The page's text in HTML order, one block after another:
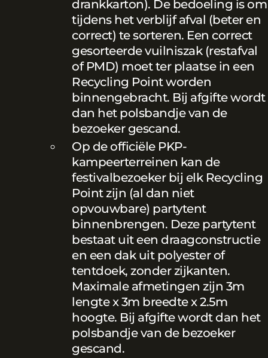
drankkarton). De bedoeling is om
tijdens het verblijf afval (beter en
correct) te sorteren. Een correct
gesorteerde vuilniszak (restafval
of PMD) moet ter plaatse in een
Recycling Point worden
binnengebracht. Bij afgifte wordt
dan het polsbandje van de
bezoeker gescand.
Op de officiële PKP-
kampeerterreinen kan de
festivalbezoeker bij elk Recycling
Point zijn (al dan niet
opvouwbare) partytent
binnenbrengen. Deze partytent
bestaat uit een draagconstructie
en een dak uit polyester of
tentdoek, zonder zijkanten.
Maximale afmetingen zijn 3m
lengte x 3m breedte x 2.5m
hoogte. Bij afgifte wordt dan het
polsbandje van de bezoeker
gescand.